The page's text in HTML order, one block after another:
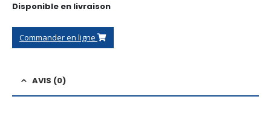
Disponible en livraison
Commander en ligne
AVIS (0)